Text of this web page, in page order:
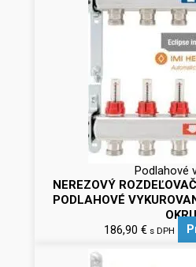
Podlahové
NEREZOVÝ
PODLAHOVÉ
186,90 € s DPH